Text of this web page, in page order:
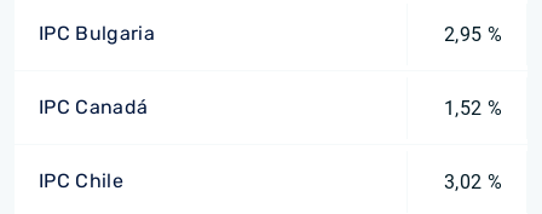
IPC Bulgaria 2,95 %
IPC Canadá 1,52 %
IPC Chile 3,02 %